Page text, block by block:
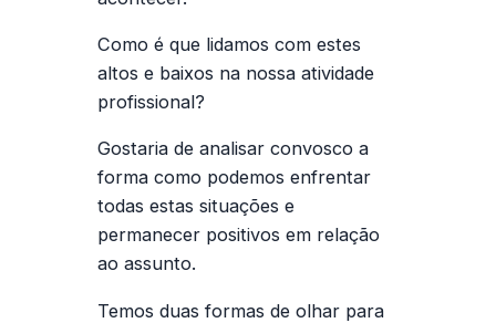
Como é que lidamos com estes
altos e baixos na nossa atividade
profissional?
Gostaria de analisar convosco a
forma como podemos enfrentar
todas estas situações e
permanecer positivos em relação
ao assunto.
Temos duas formas de olhar para